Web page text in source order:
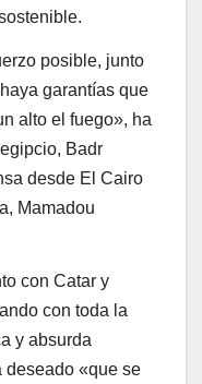
posible, junto
garantías que
alto el fuego», ha
Badr
desde El Cairo
Mamadou
con Catar y
con toda la
y absurda
deseado «que se